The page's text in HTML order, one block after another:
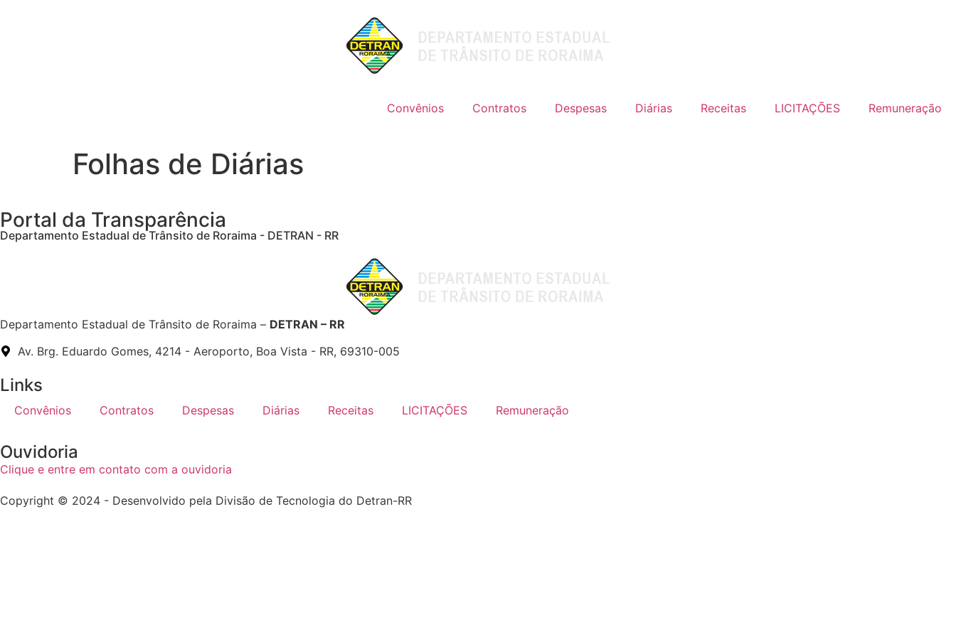
Convênios Contratos Despesas Diárias Receitas LICITAÇÕES Remuneração
Folhas de Diárias
Portal da Transparência
Departamento Estadual de Trânsito de Roraima - DETRAN - RR
Departamento Estadual de Trânsito de Roraima – DETRAN – RR
Av. Brg. Eduardo Gomes, 4214 - Aeroporto, Boa Vista - RR, 69310-005
Links
Convênios Contratos Despesas Diárias Receitas LICITAÇÕES Remuneração
Ouvidoria
Clique e entre em contato com a ouvidoria
Copyright © 2024 - Desenvolvido pela Divisão de Tecnologia do Detran-RR